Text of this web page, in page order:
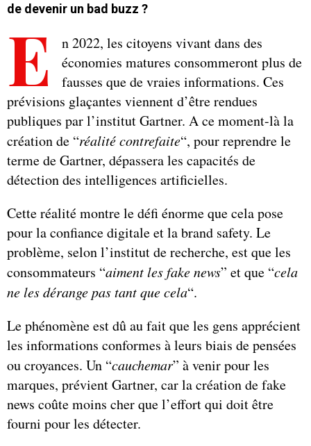
de devenir un bad buzz ?
E
n 2022, les citoyens vivant dans des
économies matures consommeront plus de
fausses que de vraies informations. Ces
prévisions glaçantes viennent d’être rendues
publiques par l’institut Gartner. A ce moment-là la
création de “réalité contrefaite“, pour reprendre le
terme de Gartner, dépassera les capacités de
détection des intelligences artificielles.
Cette réalité montre le défi énorme que cela pose
pour la confiance digitale et la brand safety. Le
problème, selon l’institut de recherche, est que les
consommateurs “aiment les fake news” et que “cela
ne les dérange pas tant que cela“.
Le phénomène est dû au fait que les gens apprécient
les informations conformes à leurs biais de pensées
ou croyances. Un “cauchemar” à venir pour les
marques, prévient Gartner, car la création de fake
news coûte moins cher que l’effort qui doit être
fourni pour les détecter.